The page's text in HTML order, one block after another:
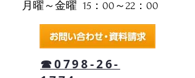
月曜～金曜 15：00～22：00​
☎0798-26-